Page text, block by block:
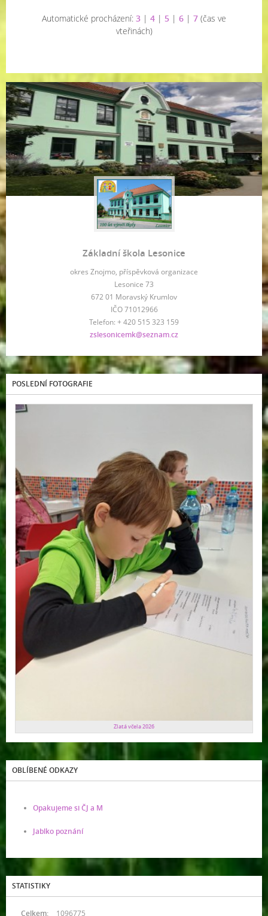
Automatické procházení: 3 | 4 | 5 | 6 | 7 (čas ve
vteřinách)
Základní škola Lesonice
okres Znojmo, příspěvková organizace
Lesonice 73
672 01 Moravský Krumlov
IČO 71012966
Telefon: + 420 515 323 159
zslesonicemk@seznam.cz
POSLEDNÍ FOTOGRAFIE
Zlatá včela 2026
OBLÍBENÉ ODKAZY
Opakujeme si ČJ a M
Jablko poznání
STATISTIKY
Celkem: 1096775